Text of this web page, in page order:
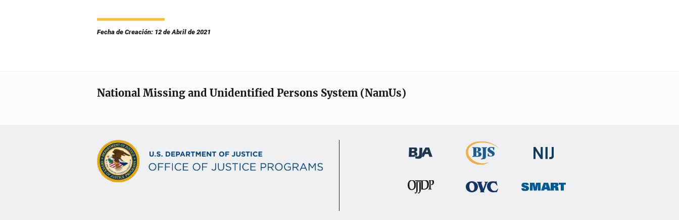
Fecha de Creación: 12 de Abril de 2021
National Missing and Unidentified Persons System (NamUs)